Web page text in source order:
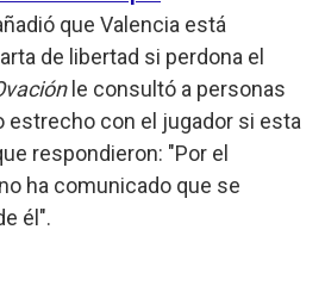
que Valencia está
de libertad si perdona el
le consultó a personas
estrecho con el jugador si esta
respondieron: "Por el
ha comunicado que se
él".